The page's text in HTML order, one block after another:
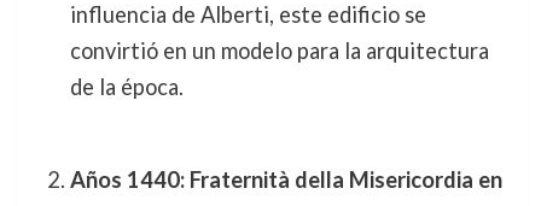
influencia de Alberti, este edificio se
convirtió en un modelo para la arquitectura
de la época.
Años 1440: Fraternità della Misericordia en